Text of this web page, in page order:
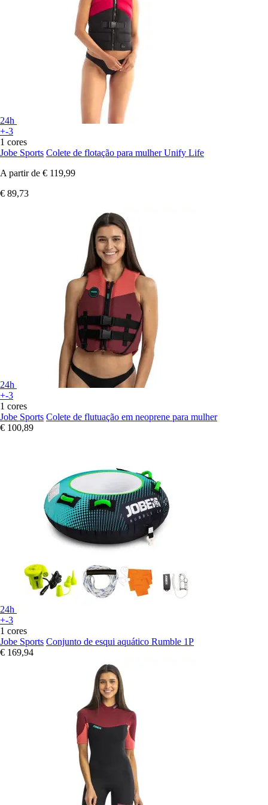
24h
+-3
1 cores
Jobe Sports Colete de flotação para mulher Unify Life
A partir de € 119,99
€ 89,73
24h
+-3
1 cores
Jobe Sports Colete de flutuação em neoprene para mulher
€ 100,89
24h
+-3
1 cores
Jobe Sports Conjunto de esqui aquático Rumble 1P
€ 169,94